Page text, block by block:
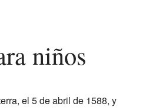
niños
el 5 de abril de 1588, y